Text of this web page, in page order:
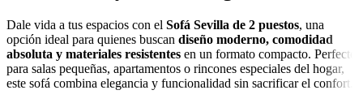
Dale vida a tus espacios con el Sofá Sevilla de 2 puestos, una
opción ideal para quienes buscan diseño moderno, comodidad
absoluta y materiales resistentes en un formato compacto. Perfecto
para salas pequeñas, apartamentos o rincones especiales del hogar,
este sofá combina elegancia y funcionalidad sin sacrificar el confort.